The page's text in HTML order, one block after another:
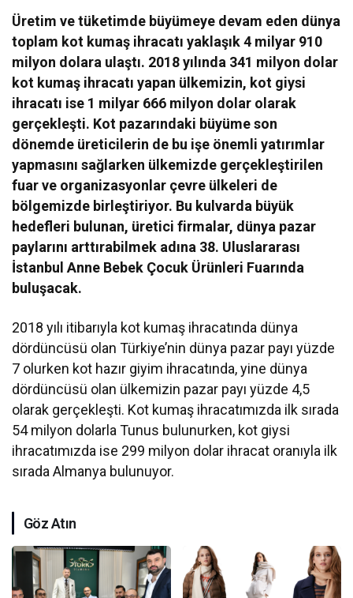
Üretim ve tüketimde büyümeye devam eden dünya
toplam kot kumaş ihracatı yaklaşık 4 milyar 910
milyon dolara ulaştı. 2018 yılında 341 milyon dolar
kot kumaş ihracatı yapan ülkemizin, kot giysi
ihracatı ise 1 milyar 666 milyon dolar olarak
gerçekleşti. Kot pazarındaki büyüme son
dönemde üreticilerin de bu işe önemli yatırımlar
yapmasını sağlarken ülkemizde gerçekleştirilen
fuar ve organizasyonlar çevre ülkeleri de
bölgemizde birleştiriyor. Bu kulvarda büyük
hedefleri bulunan, üretici firmalar, dünya pazar
paylarını arttırabilmek adına 38. Uluslararası
İstanbul Anne Bebek Çocuk Ürünleri Fuarında
buluşacak.
2018 yılı itibarıyla kot kumaş ihracatında dünya
dördüncüsü olan Türkiye’nin dünya pazar payı yüzde
7 olurken kot hazır giyim ihracatında, yine dünya
dördüncüsü olan ülkemizin pazar payı yüzde 4,5
olarak gerçekleşti. Kot kumaş ihracatımızda ilk sırada
54 milyon dolarla Tunus bulunurken, kot giysi
ihracatımızda ise 299 milyon dolar ihracat oranıyla ilk
sırada Almanya bulunuyor.
Göz Atın